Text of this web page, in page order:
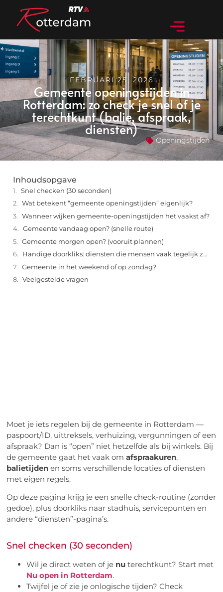
FEBRUARI 25, 2026
Gemeente openingstijden in
Rotterdam: zo check je snel of je
terechtkunt (balie, afspraak,
diensten)
Openingstijden
Moet je iets regelen bij de gemeente in Rotterdam —
paspoort/ID, uittreksels, verhuizing, vergunningen of een
afspraak? Dan is “open” niet hetzelfde als bij winkels. Bij
de gemeente gaat het vaak omafspraakuren,
balietijden en soms verschillende locaties of diensten
met eigen regels.
Op deze pagina krijg je een snelle check-routine (zonder
gedoe), plus doorkliks naar stadhuis, servicepunten en
andere “diensten”-pagina’s.
Snel checken (30 seconden)
Wil je direct weten of je nu terechtkunt? Start met
Nu open in Rotterdam.
Twijfel je of zie je onlogische tijden? Check
Inhoudsopgave
Snel checken (30 seconden)
Wat betekent “gemeente openingstijden” eigenlijk?
Wanneer wijken gemeente-openingstijden het vaakst af?
Gemeente vandaag open? (snelle route)
Gemeente morgen open? (vooruit plannen)
Handige doorkliks: diensten die mensen vaak tegelijk zoeken
Gemeente in het weekend of op zondag?
Veelgestelde vragen